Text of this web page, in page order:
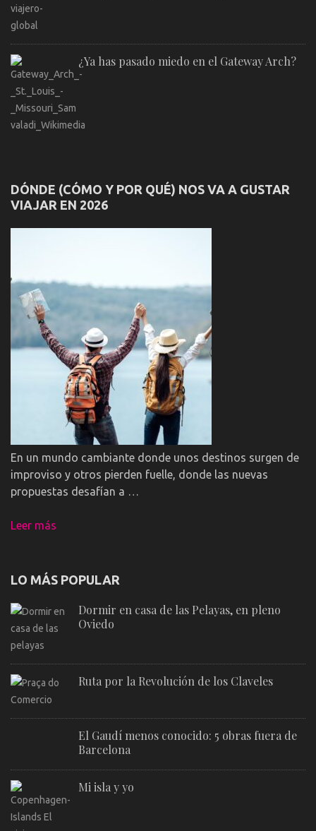
¿Ya has pasado miedo en el Gateway Arch?
DÓNDE (CÓMO Y POR QUÉ) NOS VA A GUSTAR
VIAJAR EN 2026
En un mundo cambiante donde unos destinos surgen de
improviso y otros pierden fuelle, donde las nuevas
propuestas desafían a …
Leer más
LO MÁS POPULAR
Dormir en casa de las Pelayas, en pleno
Oviedo
Ruta por la Revolución de los Claveles
El Gaudí menos conocido: 5 obras fuera de
Barcelona
Mi isla y yo